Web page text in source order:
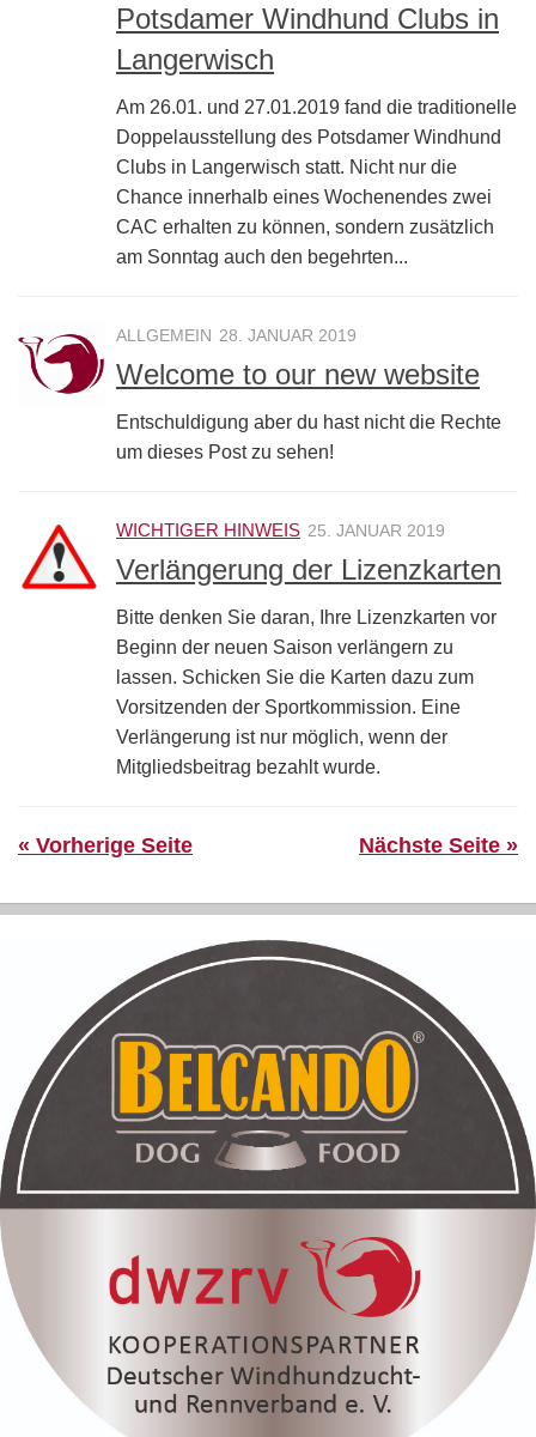
Potsdamer Windhund Clubs in
Langerwisch
Am 26.01. und 27.01.2019 fand die traditionelle
Doppelausstellung des Potsdamer Windhund
Clubs in Langerwisch statt. Nicht nur die
Chance innerhalb eines Wochenendes zwei
CAC erhalten zu können, sondern zusätzlich
am Sonntag auch den begehrten...
ALLGEMEIN 28. JANUAR 2019
Welcome to our new website
Entschuldigung aber du hast nicht die Rechte
um dieses Post zu sehen!
WICHTIGER HINWEIS 25. JANUAR 2019
Verlängerung der Lizenzkarten
Bitte denken Sie daran, Ihre Lizenzkarten vor
Beginn der neuen Saison verlängern zu
lassen. Schicken Sie die Karten dazu zum
Vorsitzenden der Sportkommission. Eine
Verlängerung ist nur möglich, wenn der
Mitgliedsbeitrag bezahlt wurde.
« Vorherige Seite Nächste Seite »